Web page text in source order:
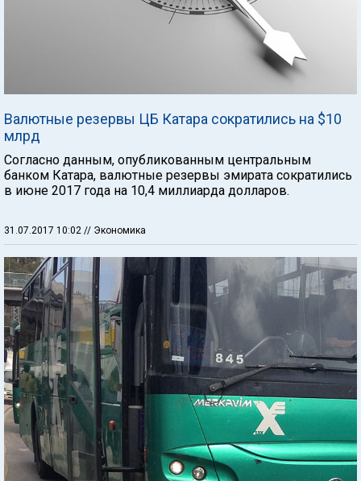
Валютные резервы ЦБ Катара сократились на $10
млрд
Согласно данным, опубликованным центральным
банком Катара, валютные резервы эмирата сократились
в июне 2017 года на 10,4 миллиарда долларов.
31.07.2017 10:02 // Экономика